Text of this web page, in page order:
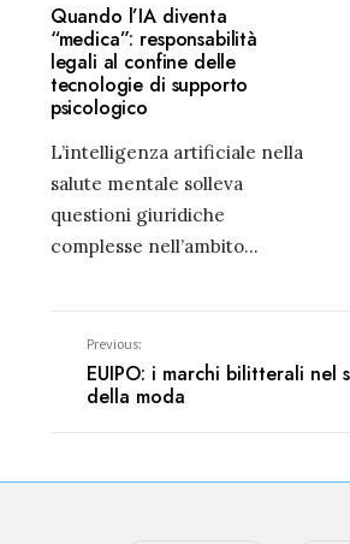
Quando l’IA diventa
“medica”: responsabilità
legali al confine delle
tecnologie di supporto
psicologico
L’intelligenza artificiale nella
salute mentale solleva
questioni giuridiche
complesse nell’ambito...
Previous:
EUIPO: i marchi bilitterali nel
della moda